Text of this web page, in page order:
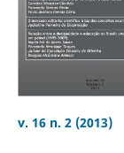
v. 16 n. 2 (2013)